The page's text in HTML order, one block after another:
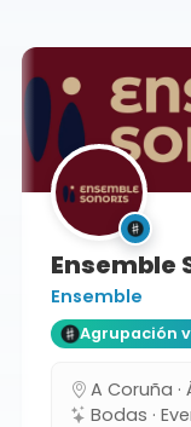
Ensemble
Ensemble
Agrupación
A Coruña ·
Bodas ·